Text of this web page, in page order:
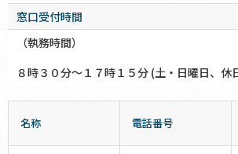
窓口受付時間
（執務時間）
８時３０分～１７時１５分 (土・日曜日、休
名称 電話番号